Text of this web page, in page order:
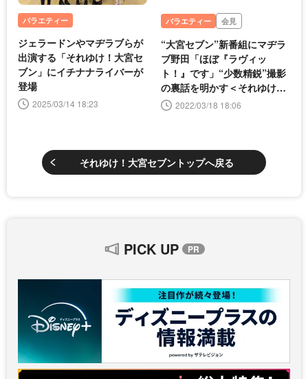
バラエティー
ジェラードンやマヂラブらが
出演する「それゆけ！大宮セ
ブン」にイチナナライバーが
登場
2025/03/14 18:23
バラエティー 会見
“大宮セブン”新番組にマヂラ
ブ野田「ほぼ『ラヴィッ
ト！』です」“少数精鋭”撮影
の裏話を明かす＜それゆけ！
大宮セブン＞
2022/03/18 18:06
それゆけ！大宮セブントップへ戻る
PICK UP